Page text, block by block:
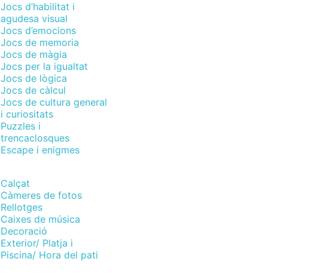
Jocs d’habilitat i
agudesa visual
Jocs d’emocions
Jocs de memoria
Jocs de màgia
Jocs per la igualtat
Jocs de lògica
Jocs de càlcul
Jocs de cultura general
i curiositats
Puzzles i
trencaclosques
Escape i enigmes
Calçat
Càmeres de fotos
Rellotges
Caixes de música
Decoració
Exterior/ Platja i
Piscina/ Hora del pati